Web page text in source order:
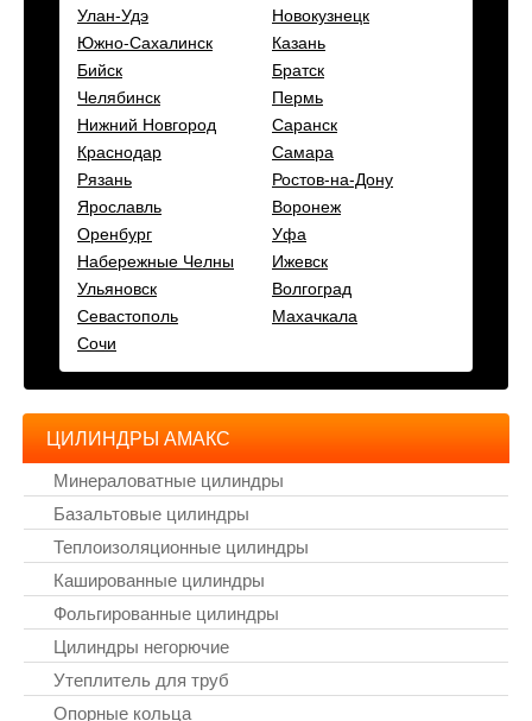
Улан-Удэ
Новокузнецк
Южно-Сахалинск
Казань
Бийск
Братск
Челябинск
Пермь
Нижний Новгород
Саранск
Краснодар
Самара
Рязань
Ростов-на-Дону
Ярославль
Воронеж
Оренбург
Уфа
Набережные Челны
Ижевск
Ульяновск
Волгоград
Севастополь
Махачкала
Сочи
ЦИЛИНДРЫ АМАКС
Минераловатные цилиндры
Базальтовые цилиндры
Теплоизоляционные цилиндры
Кашированные цилиндры
Фольгированные цилиндры
Цилиндры негорючие
Утеплитель для труб
Опорные кольца